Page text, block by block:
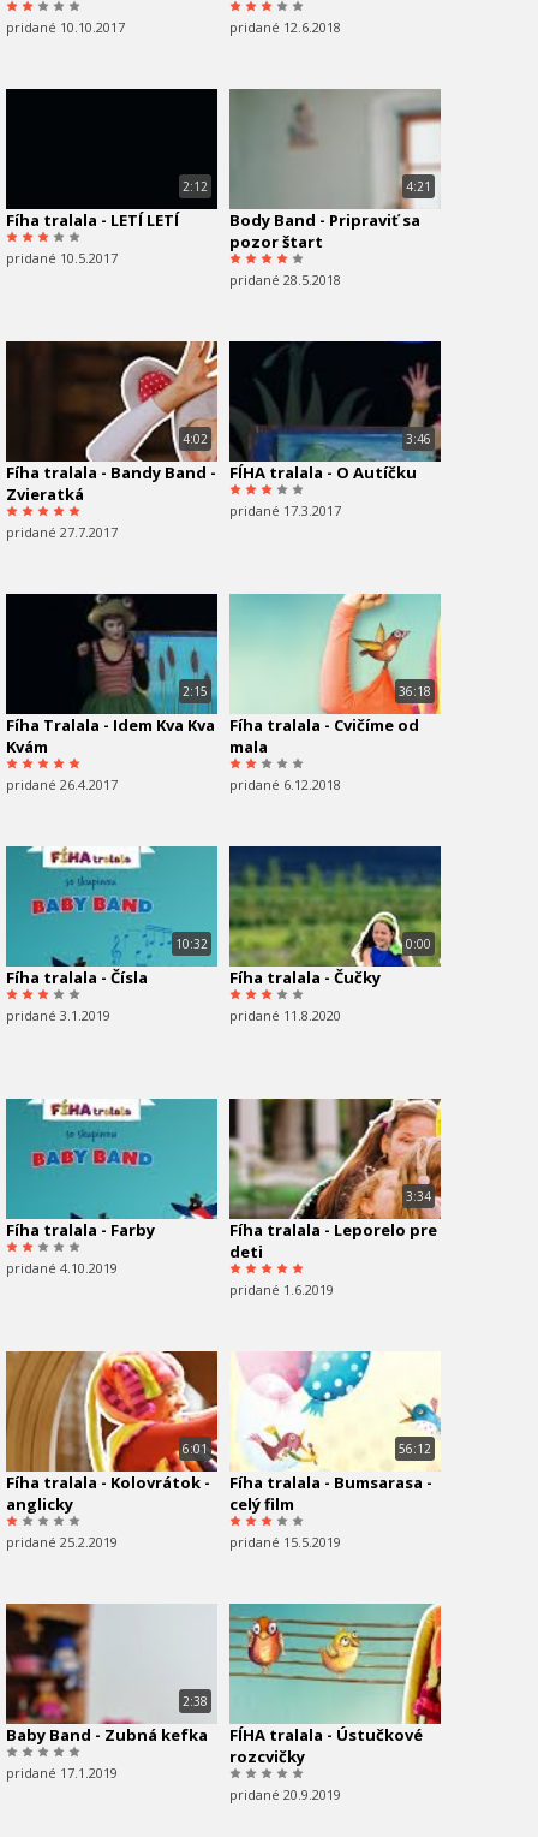
pridané 10.10.2017 pridané 12.6.2018
2:12
Fíha tralala - LETÍ LETÍ
pridané 10.5.2017
4:21
Body Band - Pripraviť sa
pozor štart
pridané 28.5.2018
4:02
Fíha tralala - Bandy Band -
Zvieratká
pridané 27.7.2017
3:46
FÍHA tralala - O Autíčku
pridané 17.3.2017
2:15
Fíha Tralala - Idem Kva Kva
Kvám
pridané 26.4.2017
36:18
Fíha tralala - Cvičíme od
mala
pridané 6.12.2018
10:32
Fíha tralala - Čísla
pridané 3.1.2019
0:00
Fíha tralala - Čučky
pridané 11.8.2020
Fíha tralala - Farby
pridané 4.10.2019
3:34
Fíha tralala - Leporelo pre
deti
pridané 1.6.2019
6:01
Fíha tralala - Kolovrátok -
anglicky
pridané 25.2.2019
56:12
Fíha tralala - Bumsarasa -
celý film
pridané 15.5.2019
2:38
Baby Band - Zubná kefka
pridané 17.1.2019
FÍHA tralala - Ústučkové
rozcvičky
pridané 20.9.2019